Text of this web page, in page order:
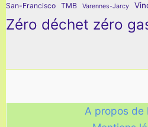
San-Francisco TMB Varennes-Jarcy
Zéro déchet zéro
A propos de